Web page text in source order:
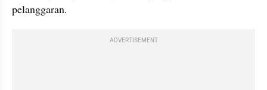
pelanggaran.
ADVERTISEMENT